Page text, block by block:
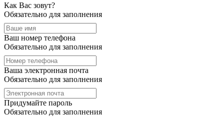
Как Вас зовут?
Обязательно для заполнения
Ваш номер телефона
Обязательно для заполнения
Ваша электронная почта
Обязательно для заполнения
Придумайте пароль
Обязательно для заполнения